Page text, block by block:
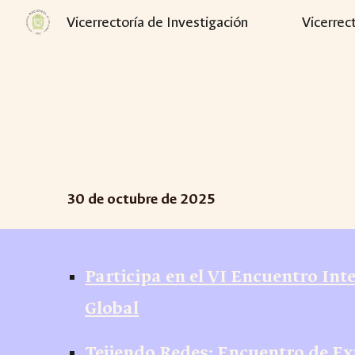
Vicerrectoría de Investigación
30 de octubre de 2025
Participa en el VI Encuentro
Global